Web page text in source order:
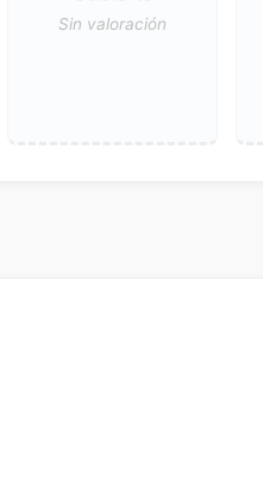
Sin valoración